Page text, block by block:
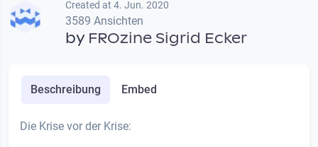
Created at 4. Jun. 2020
3589 Ansichten
by FROzine Sigrid Ecker
Beschreibung Embed
Die Krise vor der Krise: